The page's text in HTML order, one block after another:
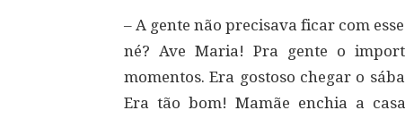
– A gente não precisava ficar com
né? Ave Maria! Pra gente o
momentos. Era gostoso chegar o
Era tão bom! Mamãe enchia a